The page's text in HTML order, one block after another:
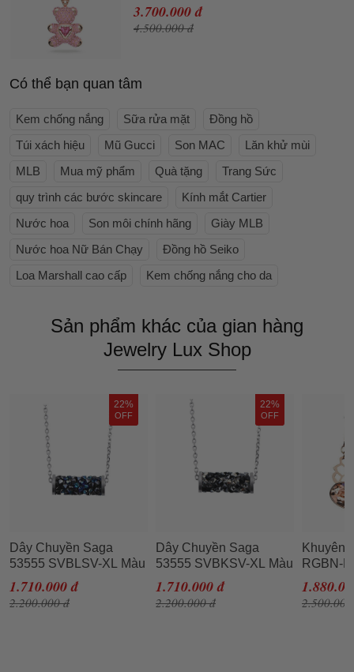
3.700.000 đ
4.500.000 đ
Có thể bạn quan tâm
Kem chống nắng Sữa rửa mặt
Đồng hồ
Túi xách hiệu
Mũ Gucci Son MAC
Lăn khử mùi
MLB
Mua mỹ phẩm Quà tặng
Trang Sức
quy trình các bước skincare
Kính mắt Cartier
Nước hoa
Son môi chính hãng
Giày MLB
Nước hoa Nữ Bán Chạy
Đồng hồ Seiko
Loa Marshall cao cấp
Kem chống nắng cho da
Sản phẩm khác của gian hàng
Jewelry Lux Shop
22%
OFF
Dây Chuyền Saga
53555 SVBLSV-XL Màu
Bạc
1.710.000 đ
2.200.000 đ
22%
OFF
Dây Chuyền Saga
53555 SVBKSV-XL Màu
Bạc
1.710.000 đ
2.200.000 đ
Khuyên
RGBN-
Hồng